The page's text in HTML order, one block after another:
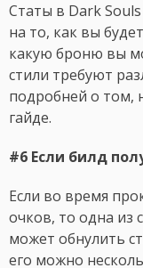
Статы в Dark
на то, как вы
какую броню вы
стили требуют
подробней о том,
гайде.
#6 Если билд
Если во время
очков, то одна из
может обнулить
его можно